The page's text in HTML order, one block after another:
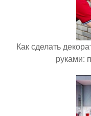
Как сделать
руками: